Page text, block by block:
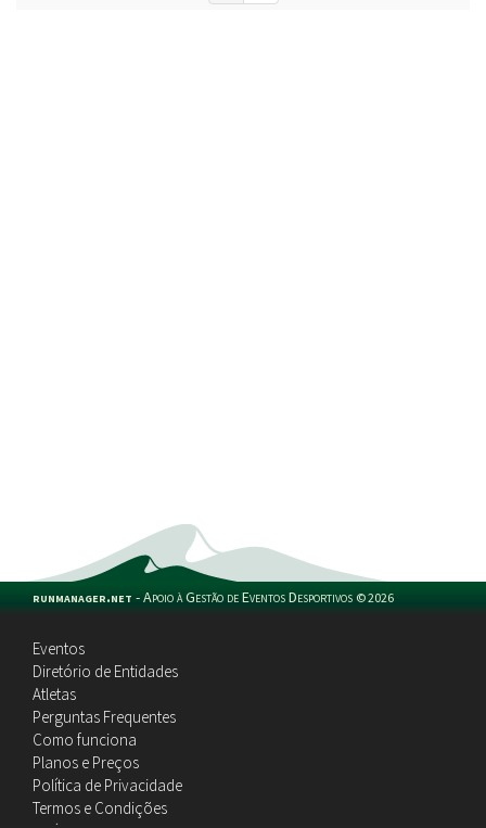
runmanager.net -Apoio à Gestão de Eventos Desportivos ©2026
Eventos
Diretório de Entidades
Atletas
Perguntas Frequentes
Como funciona
Planos e Preços
Política de Privacidade
Termos e Condições